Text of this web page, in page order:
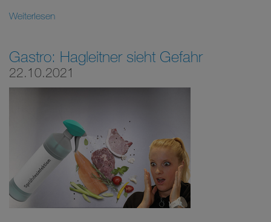
Weiterlesen
Gastro: Hagleitner sieht Gefahr
22.10.2021